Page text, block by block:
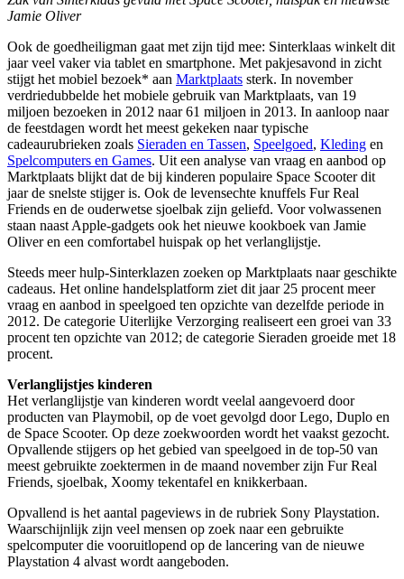
Jamie Oliver
Ook de goedheiligman gaat met zijn tijd mee: Sinterklaas winkelt dit
jaar veel vaker via tablet en smartphone. Met pakjesavond in zicht
stijgt het mobiel bezoek* aan Marktplaats sterk. In november
verdriedubbelde het mobiele gebruik van Marktplaats, van 19
miljoen bezoeken in 2012 naar 61 miljoen in 2013. In aanloop naar
de feestdagen wordt het meest gekeken naar typische
cadeaurubrieken zoals Sieraden en Tassen, Speelgoed, Kleding en
Spelcomputers en Games. Uit een analyse van vraag en aanbod op
Marktplaats blijkt dat de bij kinderen populaire Space Scooter dit
jaar de snelste stijger is. Ook de levensechte knuffels Fur Real
Friends en de ouderwetse sjoelbak zijn geliefd. Voor volwassenen
staan naast Apple-gadgets ook het nieuwe kookboek van Jamie
Oliver en een comfortabel huispak op het verlanglijstje.
Steeds meer hulp-Sinterklazen zoeken op Marktplaats naar geschikte
cadeaus. Het online handelsplatform ziet dit jaar 25 procent meer
vraag en aanbod in speelgoed ten opzichte van dezelfde periode in
2012. De categorie Uiterlijke Verzorging realiseert een groei van 33
procent ten opzichte van 2012; de categorie Sieraden groeide met 18
procent.
Verlanglijstjes kinderen
Het verlanglijstje van kinderen wordt veelal aangevoerd door
producten van Playmobil, op de voet gevolgd door Lego, Duplo en
de Space Scooter. Op deze zoekwoorden wordt het vaakst gezocht.
Opvallende stijgers op het gebied van speelgoed in de top-50 van
meest gebruikte zoektermen in de maand november zijn Fur Real
Friends, sjoelbak, Xoomy tekentafel en knikkerbaan.
Opvallend is het aantal pageviews in de rubriek Sony Playstation.
Waarschijnlijk zijn veel mensen op zoek naar een gebruikte
spelcomputer die vooruitlopend op de lancering van de nieuwe
Playstation 4 alvast wordt aangeboden.